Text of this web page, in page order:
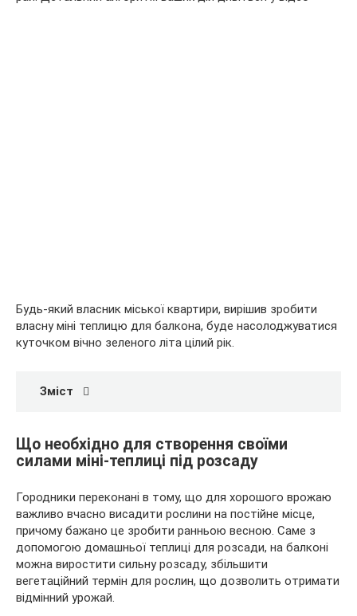
Будь-який власник міської квартири, вирішив зробити
власну міні теплицю для балкона, буде насолоджуватися
куточком вічно зеленого літа цілий рік.
Зміст
Що необхідно для створення своїми
силами міні-теплиці під розсаду
Городники переконані в тому, що для хорошого врожаю
важливо вчасно висадити рослини на постійне місце,
причому бажано це зробити ранньою весною. Саме з
допомогою домашньої теплиці для розсади, на балконі
можна виростити сильну розсаду, збільшити
вегетаційний термін для рослин, що дозволить отримати
відмінний урожай.